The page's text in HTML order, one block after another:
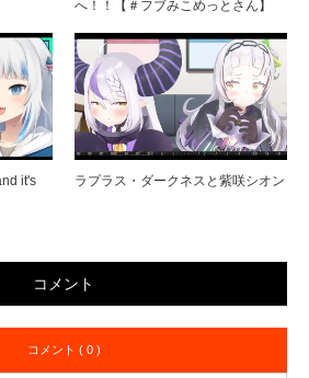
へ！！【＃フブみこめっとさん】
it's
ラプラス・ダークネスと紫咲シオン
コメント
コメント ( 0 )